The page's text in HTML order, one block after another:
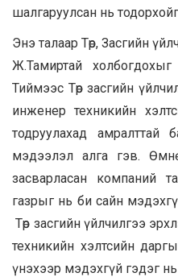
шалгаруулсан нь
Энэ талаар Төр, Засгийн
Ж.Тамиртай
Тиймээс Төр засгийн
инженер техникийн
тодруулахад амралттай
мэдээлэл алга гэв.
засварласан компаний
газрыг нь би сайн
Төр засгийн үйлчилгээ
техникийн хэлтсийн
үнэхээр мэдэхгүй гэдэг